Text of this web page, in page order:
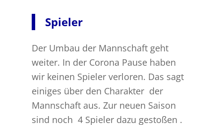
Spieler
Der Umbau der Mannschaft geht
weiter. In der Corona Pause haben
wir keinen Spieler verloren. Das sagt
einiges über den Charakter der
Mannschaft aus. Zur neuen Saison
sind noch 4 Spieler dazu gestoßen .